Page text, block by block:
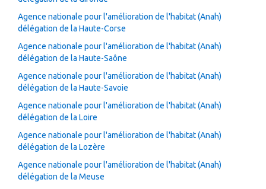
Agence nationale pour l'amélioration de l'habitat (Anah)
délégation de la Haute-Corse
Agence nationale pour l'amélioration de l'habitat (Anah)
délégation de la Haute-Saône
Agence nationale pour l'amélioration de l'habitat (Anah)
délégation de la Haute-Savoie
Agence nationale pour l'amélioration de l'habitat (Anah)
délégation de la Loire
Agence nationale pour l'amélioration de l'habitat (Anah)
délégation de la Lozère
Agence nationale pour l'amélioration de l'habitat (Anah)
délégation de la Meuse